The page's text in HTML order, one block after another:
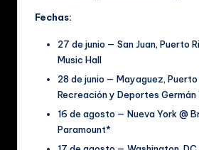
Fechas:
27 de junio — San Juan, Puerto
Music Hall
28 de junio — Mayaguez,
Recreación y Deportes Germán
16 de agosto — Nueva York @
Paramount*